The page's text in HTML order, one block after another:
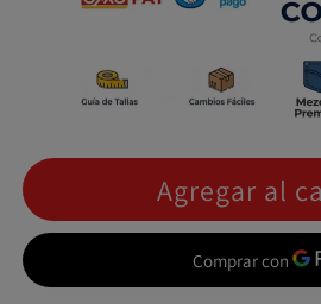
Agregar al